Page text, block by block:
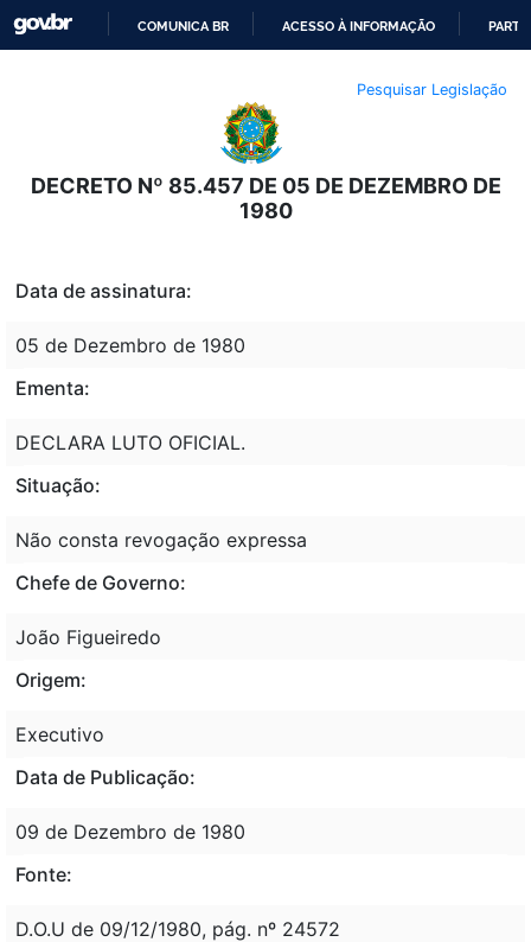
O
CONTEÚDO
COMUNICA BR ACESSO À INFORMAÇÃO
Pesquisar Legislação
DECRETO Nº 85.457 DE 05 DE DEZEMBRO DE
1980
Data de assinatura:
05 de Dezembro de 1980
Ementa:
DECLARA LUTO OFICIAL.
Situação:
Não consta revogação expressa
Chefe de Governo:
João Figueiredo
Origem:
Executivo
Data de Publicação:
09 de Dezembro de 1980
Fonte:
D.O.U de 09/12/1980, pág. nº 24572